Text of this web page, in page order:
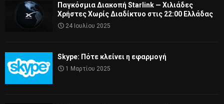
Παγκόσμια Διακοπή Starlink — Χιλιάδες
Χρήστες Χωρίς Διαδίκτυο στις 22:00 Ελλάδας
24 Ιουλίου 2025
Skype: Πότε κλείνει η εφαρμογή
1 Μαρτίου 2025